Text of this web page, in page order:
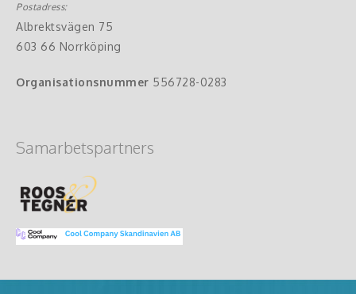
Postadress:
Albrektsvägen 75
603 66 Norrköping
Organisationsnummer 556728-0283
Samarbetspartners